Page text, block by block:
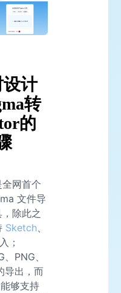
设计
转
的
网首个
文件导
除此之
Sketch
；
PNG、
导出，而
够支持